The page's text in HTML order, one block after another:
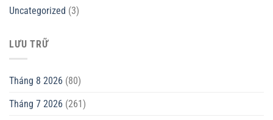
Uncategorized (3)
LƯU TRỮ
Tháng 8 2026 (80)
Tháng 7 2026 (261)